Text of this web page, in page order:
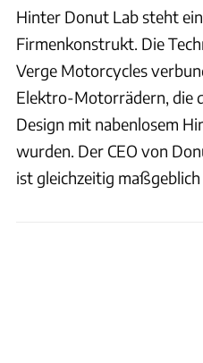
Hinter Donut Lab steht
Firmenkonstrukt. Die
Verge Motorcycles
Elektro-Motorrädern, die
Design mit nabenlosem
wurden. Der CEO von
ist gleichzeitig